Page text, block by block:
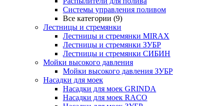
Системы управления поливом
Все категории (9)
Лестницы и стремянки
Лестницы и стремянки MIRAX
Лестницы и стремянки ЗУБР
Лестницы и стремянки СИБИН
Мойки высокого давления
Мойки высокого давления ЗУБР
Насадки для моек
Насадки для моек GRINDA
Насадки для моек RACO